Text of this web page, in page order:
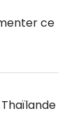
ce